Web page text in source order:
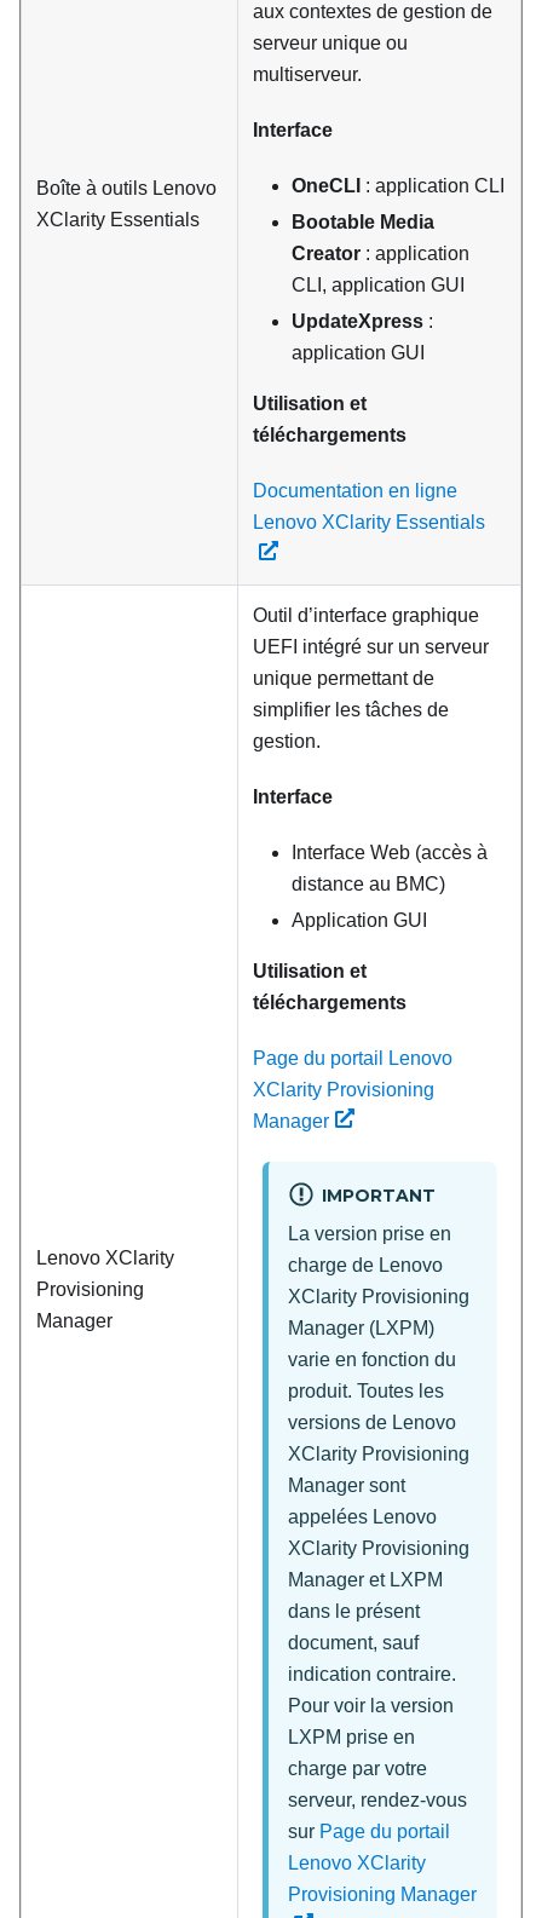
Boîte à outils Lenovo
XClarity Essentials
aux contextes de gestion de
serveur unique ou
multiserveur.
Interface
OneCLI : application CLI
Bootable Media
Creator : application
CLI, application GUI
UpdateXpress :
application GUI
Utilisation et
téléchargements
Documentation en ligne
Lenovo XClarity Essentials
Lenovo XClarity
Provisioning
Manager
Outil d’interface graphique
UEFI intégré sur un serveur
unique permettant de
simplifier les tâches de
gestion.
Interface
Interface Web (accès à
distance au BMC)
Application GUI
Utilisation et
téléchargements
Page du portail Lenovo
XClarity Provisioning
Manager
IMPORTANT
La version prise en
charge de Lenovo
XClarity Provisioning
Manager (LXPM)
varie en fonction du
produit. Toutes les
versions de Lenovo
XClarity Provisioning
Manager sont
appelées Lenovo
XClarity Provisioning
Manager et LXPM
dans le présent
document, sauf
indication contraire.
Pour voir la version
LXPM prise en
charge par votre
serveur, rendez-vous
sur Page du portail
Lenovo XClarity
Provisioning Manager